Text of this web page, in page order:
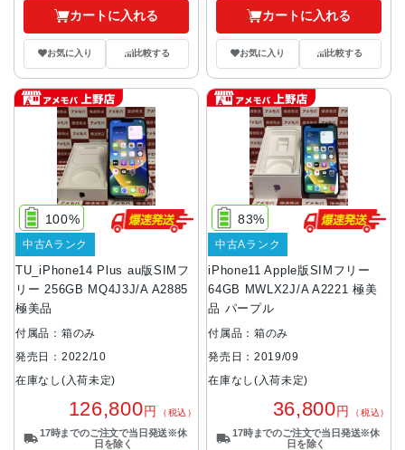
カートに入れる
お気に入り 比較する
カートに入れる
お気に入り 比較する
TU_iPhone14 Plus au版SIMフ
リー 256GB MQ4J3J/A A2885
極美品
100%
中古Aランク
付属品：箱のみ
発売日：2022/10
在庫なし(入荷未定)
126,800円 （税込）
17時までのご注文で当日発送※休
日を除く
iPhone11 Apple版SIMフリー
64GB MWLX2J/A A2221 極美
品 パープル
83%
中古Aランク
付属品：箱のみ
発売日：2019/09
在庫なし(入荷未定)
36,800円 （税込）
17時までのご注文で当日発送※休
日を除く